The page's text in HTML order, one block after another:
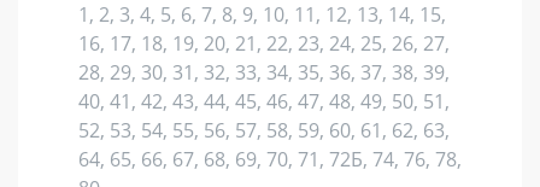
1, 2, 3, 4, 5, 6, 7, 8, 9, 10, 11, 12, 13, 14, 15,
16, 17, 18, 19, 20, 21, 22, 23, 24, 25, 26, 27,
28, 29, 30, 31, 32, 33, 34, 35, 36, 37, 38, 39,
40, 41, 42, 43, 44, 45, 46, 47, 48, 49, 50, 51,
52, 53, 54, 55, 56, 57, 58, 59, 60, 61, 62, 63,
64, 65, 66, 67, 68, 69, 70, 71, 72Б, 74, 76, 78,